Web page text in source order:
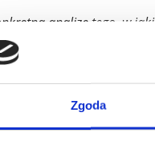
Zgoda
analizę tego, w
jak je rozwiązać."
nie
mnie, wrzucone